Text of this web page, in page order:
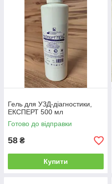
Гель для УЗД-діагностики,
ЕКСПЕРТ 500 мл
Готово до відправки
58 ₴
Купити